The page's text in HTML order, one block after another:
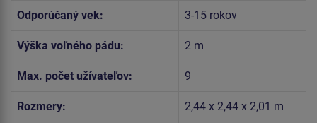
Odporúčaný vek: 3-15 rokov
Výška voľného pádu: 2 m
Max. počet užívateľov: 9
Rozmery: 2,44 x 2,44 x 2,01 m